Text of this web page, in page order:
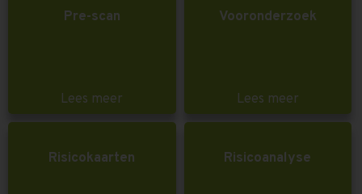
Pre-scan
Lees meer
Vooronderzoek
Lees meer
Risicokaarten Risicoanalyse